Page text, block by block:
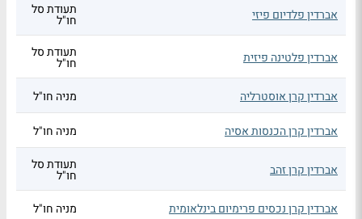
אברדין פלדיום פיזי תעודת סל
חו"ל
אברדין פלטינה פיזית תעודת סל
חו"ל
אברדין קרן אוסטרליה
מניה חו"ל
אברדין קרן הכנסות אסיה מניה חו"ל
אברדין קרן זהב תעודת סל
חו"ל
אברדין קרן נכסים פרימיום בינלאומית
מניה חו"ל